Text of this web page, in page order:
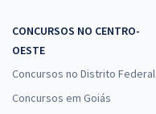
CONCURSOS NO CENTRO-
OESTE
Concursos no Distrito Federal
Concursos em Goiás